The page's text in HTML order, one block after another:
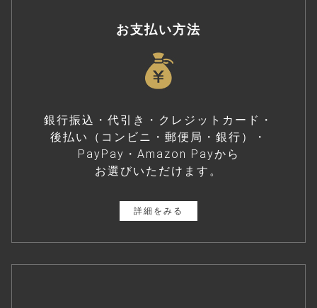
お支払い方法
銀行振込・代引き・クレジットカード・
後払い（コンビニ・郵便局・銀行）・
PayPay・Amazon Payから
お選びいただけます。
詳細をみる